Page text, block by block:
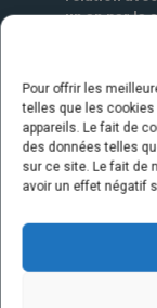
Pour offrir les
telles que les
appareils. Le fait de
des données telles
sur ce site. Le fait de
avoir un effet négatif
un an par la
service